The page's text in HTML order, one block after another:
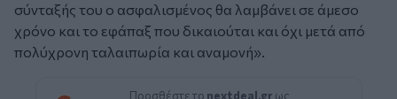
σύνταξής του ο ασφαλισμένος θα λαμβάνει σε άμεσο
χρόνο και το εφάπαξ που δικαιούται και όχι μετά από
πολύχρονη ταλαιπωρία και αναμονή».
Προσθέστε το nextdeal.gr ως